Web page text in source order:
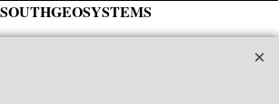
SOUTHGEOSYSTEMS
cotización personalizada a: